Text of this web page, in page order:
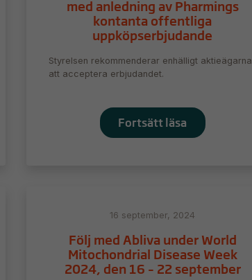
med anledning av Pharmings
kontanta offentliga
uppköpserbjudande
Styrelsen rekommenderar enhälligt aktieägarna
att acceptera erbjudandet.
Fortsätt läsa
16 september, 2024
Följ med Abliva under World
Mitochondrial Disease Week
2024, den 16 – 22 september